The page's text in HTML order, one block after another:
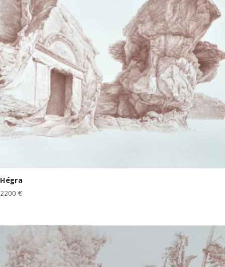
Hégra
2200 €